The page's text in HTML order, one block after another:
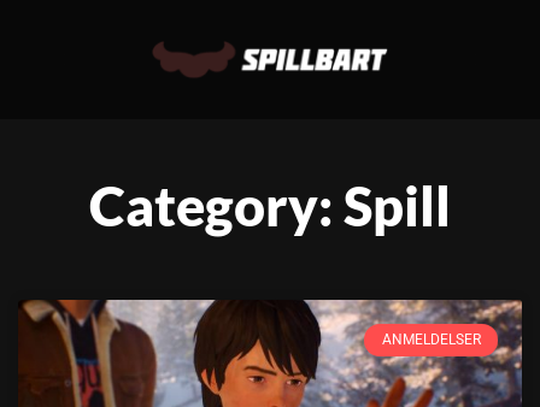
Category: Spill
ANMELDELSER